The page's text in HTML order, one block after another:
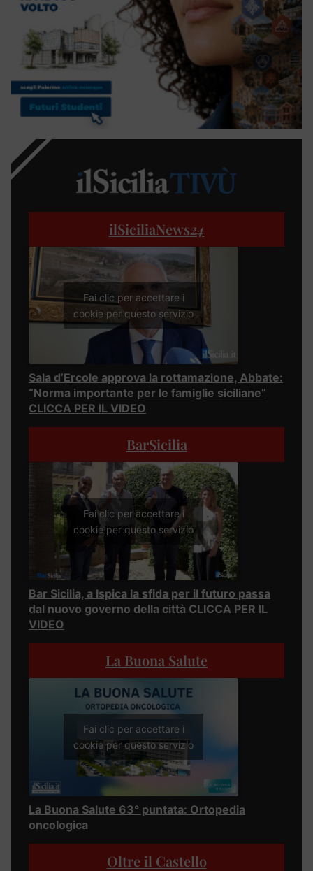
ilSiciliaNews24
Fai clic per accettare i
cookie per questo servizio
Sala d’Ercole approva la rottamazione, Abbate:
“Norma importante per le famiglie siciliane”
CLICCA PER IL VIDEO
BarSicilia
Fai clic per accettare i
cookie per questo servizio
Bar Sicilia, a Ispica la sfida per il futuro passa
dal nuovo governo della città CLICCA PER IL
VIDEO
La Buona Salute
Fai clic per accettare i
cookie per questo servizio
La Buona Salute 63° puntata: Ortopedia
oncologica
Oltre il Castello